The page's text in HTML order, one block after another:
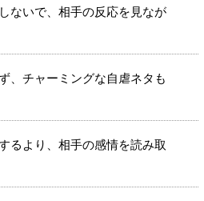
ないで、相手の反応を見なが
、チャーミングな自虐ネタも
るより、相手の感情を読み取